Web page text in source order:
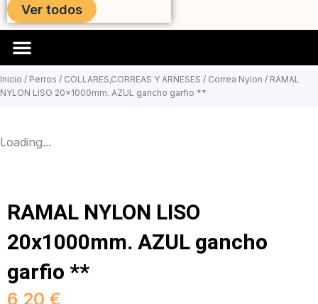
Ver todos
Inicio / Perros / COLLARES,CORREAS Y ARNESES / Correa Nylon / RAMAL
NYLON LISO 20x1000mm. AZUL gancho garfio **
Loading...
RAMAL NYLON LISO
20x1000mm. AZUL gancho
garfio **
6,20 €